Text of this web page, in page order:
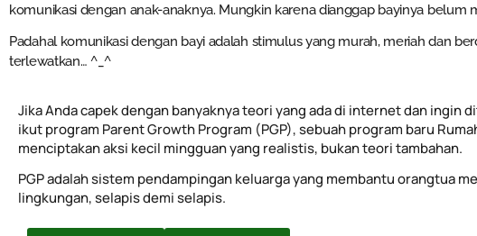
komunikasi dengan anak-anaknya. Mungkin karena dianggap bayinya belum
Padahal komunikasi dengan bayi adalah stimulus yang murah, meriah dan
terlewatkan… ^_^
Jika Anda capek dengan banyaknya teori yang ada di internet dan ingin
ikut program Parent Growth Program (PGP), sebuah program baru
menciptakan aksi kecil mingguan yang realistis, bukan teori tambahan.
PGP adalah sistem pendampingan keluarga yang membantu orangtua
lingkungan, selapis demi selapis.